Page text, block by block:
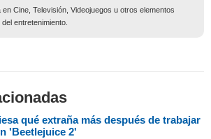
en Cine, Televisión, Videojuegos u otros elementos
entretenimiento.
qué extraña más después de trabajar
'Beetlejuice 2'